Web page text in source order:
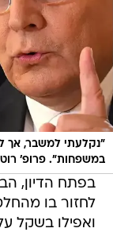
"נקלעתי למשבר, אך
במשפחות". פרופ'
בפתח הדיון,
לחזור בו
ואפילו בשקל